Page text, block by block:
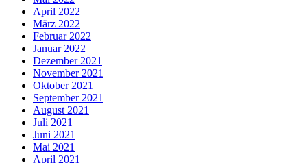
April 2022
März 2022
Februar 2022
Januar 2022
Dezember 2021
November 2021
Oktober 2021
September 2021
August 2021
Juli 2021
Juni 2021
Mai 2021
April 2021